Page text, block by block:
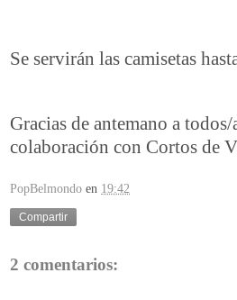
Se servirán las camisetas
Gracias de antemano a
colaboración con Cortos de
PopBelmondo en 19:42
Compartir
2 comentarios: